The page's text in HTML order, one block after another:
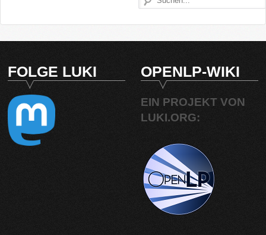
FOLGE LUKI OPENLP-WIKI
EIN PROJEKT VON
LUKI.ORG: